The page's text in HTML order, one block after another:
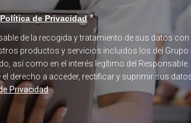
Política de Privacidad*
de la recogida y tratamiento de sus datos
productos y servicios incluidos los del Grupo
así como en el interés legítimo del
el derecho a acceder, rectificar y suprimir sus
Privacidad